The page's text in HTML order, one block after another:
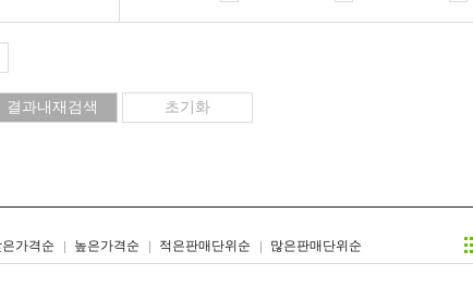
은가격순 높은가격순 적은판매단위순 많은판매단위순